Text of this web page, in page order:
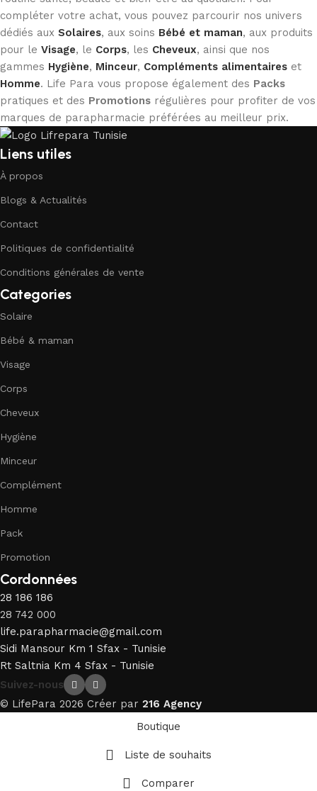
compléter votre achat, vous pouvez parcourir nos univers
dédiés aux Solaires, aux soins Bébé et maman, aux produits
pour le Visage, le Corps, les Cheveux, ainsi que nos
gammes Hygiène, Minceur, Compléments alimentaires et
Homme. Life Para vous propose également des Packs
pratiques et des Promotions régulières pour profiter de vos
marques de parapharmacie préférées au meilleur prix.
Liens utiles
À propos
Blogs & Actualités
Contact
Politiques de confidentialité
Conditions générales de vente
Categories
Solaire
Bébé & maman
Visage
Corps
Cheveux
Hygiène
Minceur
Complément
Homme
Pack
Promotion
Cordonnées
28 186 186
28 742 000
life.parapharmacie@gmail.com
Sidi Mansour Km 1 Sfax - Tunisie
Rt Saltnia Km 4 Sfax - Tunisie
Suivez-nous
© LifePara 2026 Créer par 216 Agency
Boutique
Liste de souhaits
Comparer